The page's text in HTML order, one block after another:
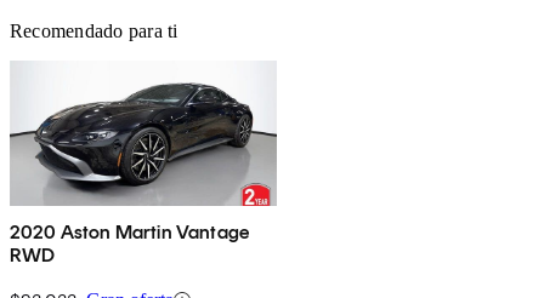
Recomendado para ti
2020 Aston Martin Vantage
RWD